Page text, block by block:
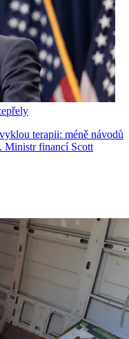
terapii: méně návodů
Ministr financí Scott